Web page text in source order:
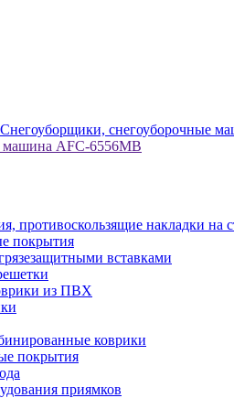
Снегоуборщики, снегоуборочные
машина AFC-6556MB
противоскользящие накладки на
покрытия
вставками
из ПВХ
коврики
покрытия
приямков